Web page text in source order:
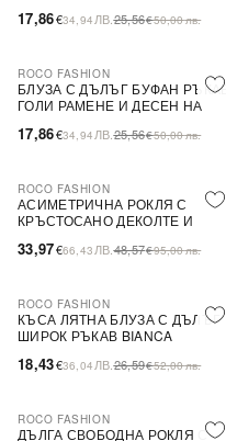
17,86€34,94 ЛВ.25,56€50,00лв.
-30%
ROCO FASHION
БЛУЗА С ДЪЛЪГ БУФАН РЪКАВ,
ГОЛИ РАМЕНЕ И ДЕСЕН НА
17,86€34,94 ЛВ.25,56€50,00лв.
-30%
ROCO FASHION
АСИМЕТРИЧНА РОКЛЯ С
КРЪСТОСАНО ДЕКОЛТЕ И
33,97€66,43 ЛВ.48,57€95,00лв.
-31%
ROCO FASHION
КЪСА ЛЯТНА БЛУЗА С ДЪЛЪГ
ШИРОК РЪКАВ BIANCA
18,43€36,04 ЛВ.26,59€52,00лв.
-31%
ROCO FASHION
ДЪЛГА СВОБОДНА РОКЛЯ С